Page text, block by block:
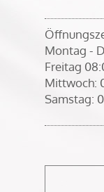
Montag -
Freitag
Mittwoch:
Samstag: